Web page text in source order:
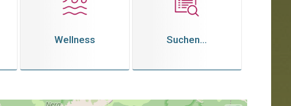
Wellness Suchen...